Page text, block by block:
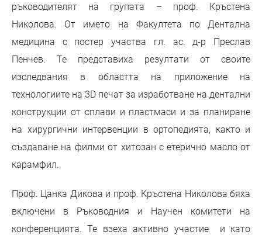
ръководителят на групата – проф. Кръстена
Николова. От името на Факултета по Дентална
медицина с постер участва гл. ас. д-р Преслав
Пенчев. Те представиха резултати от своите
изследвания в областта на приложение на
технологиите на 3D печат за изработване на дентални
конструкции от сплави и пластмаси и за планиране
на хирургични интервенции в ортопедията, както и
създаване на филми от хитозан с етерично масло от
карамфил.
Проф. Цанка Дикова и проф. Кръстена Николова бяха
включени в Ръководния и Научен комитети на
конференцията. Те взеха активно участие и като